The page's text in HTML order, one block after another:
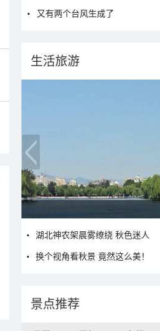
又有两个台风生成了
生活旅游
湖北神农架晨雾缭绕 秋色迷人
换个视角看秋景 竟然这么美！
景点推荐